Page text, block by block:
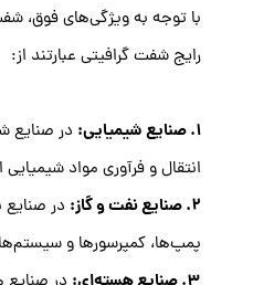
با توجه به ویژگی‌های فوق،
رایج شفت گرافیتی عبارتند از:
1. صنایع شیمیایی:
در صنایع
انتقال و فرآوری مواد
2. صنایع نفت و گاز:
در
پمپ‌ها، کمپرسورها و